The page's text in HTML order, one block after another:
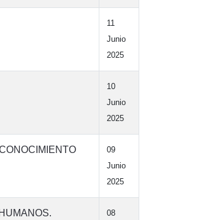
11
Junio
2025
10
Junio
2025
09
Junio
2025
08